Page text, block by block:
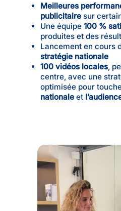
Meilleures
publicitaire sur
Une équipe 100 %
produites et des
Lancement en cours
stratégie nationale
100 vidéos locales,
centre, avec une
optimisée pour
nationale et